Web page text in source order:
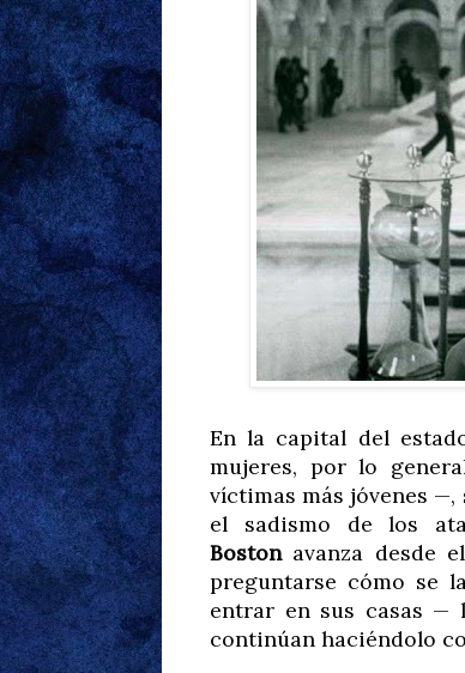
En la capital del
mujeres, por lo
víctimas más jóvenes
el sadismo de los
Bostonavanza desde
preguntarse cómo se
entrar en sus casas —
continúan haciéndolo